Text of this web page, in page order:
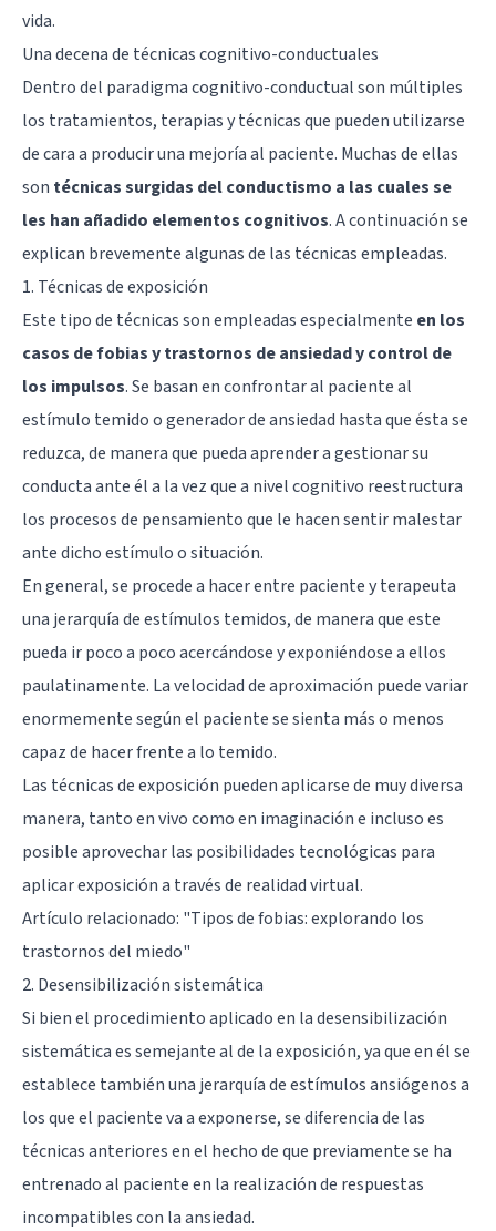
vida.
Una decena de técnicas cognitivo-conductuales
Dentro del paradigma cognitivo-conductual son múltiples
los tratamientos, terapias y técnicas que pueden utilizarse
de cara a producir una mejoría al paciente. Muchas de ellas
son técnicas surgidas del conductismo a las cuales se
les han añadido elementos cognitivos. A continuación se
explican brevemente algunas de las técnicas empleadas.
1. Técnicas de exposición
Este tipo de técnicas son empleadas especialmente en los
casos de fobias y trastornos de ansiedad y control de
los impulsos. Se basan en confrontar al paciente al
estímulo temido o generador de ansiedad hasta que ésta se
reduzca, de manera que pueda aprender a gestionar su
conducta ante él a la vez que a nivel cognitivo reestructura
los procesos de pensamiento que le hacen sentir malestar
ante dicho estímulo o situación.
En general, se procede a hacer entre paciente y terapeuta
una jerarquía de estímulos temidos, de manera que este
pueda ir poco a poco acercándose y exponiéndose a ellos
paulatinamente. La velocidad de aproximación puede variar
enormemente según el paciente se sienta más o menos
capaz de hacer frente a lo temido.
Las técnicas de exposición pueden aplicarse de muy diversa
manera, tanto en vivo como en imaginación e incluso es
posible aprovechar las posibilidades tecnológicas para
aplicar exposición a través de realidad virtual.
Artículo relacionado: "Tipos de fobias: explorando los
trastornos del miedo"
2. Desensibilización sistemática
Si bien el procedimiento aplicado en la desensibilización
sistemática es semejante al de la exposición, ya que en él se
establece también una jerarquía de estímulos ansiógenos a
los que el paciente va a exponerse, se diferencia de las
técnicas anteriores en el hecho de que previamente se ha
entrenado al paciente en la realización de respuestas
incompatibles con la ansiedad.